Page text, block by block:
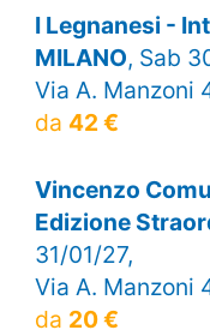
I Legnanesi -
MILANO, Sab
Via A. Manzoni
da 42 €
Vincenzo
Edizione
31/01/27,
Via A. Manzoni
da 20 €